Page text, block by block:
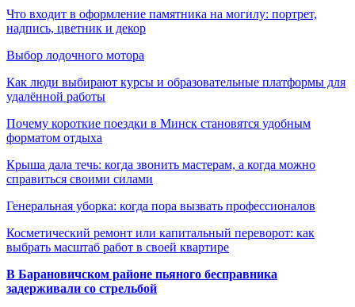
Что входит в оформление памятника на могилу: портрет,
надпись, цветник и декор
Выбор лодочного мотора
Как люди выбирают курсы и образовательные платформы для
удалённой работы
Почему короткие поездки в Минск становятся удобным
форматом отдыха
Крыша дала течь: когда звонить мастерам, а когда можно
справиться своими силами
Генеральная уборка: когда пора вызвать профессионалов
Косметический ремонт или капитальный переворот: как
выбрать масштаб работ в своей квартире
В Барановичском районе пьяного бесправника
задерживали со стрельбой